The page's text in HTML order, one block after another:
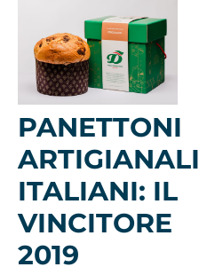
PANETTONI
ARTIGIANALI
ITALIANI: IL
VINCITORE
2019